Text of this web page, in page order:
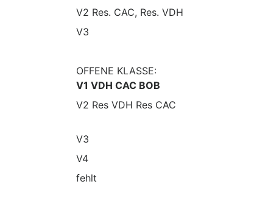
V2 Res. CAC, Res. VDH
V3
OFFENE KLASSE:
V1 VDH CAC BOB
V2 Res VDH Res CAC
V3
V4
fehlt